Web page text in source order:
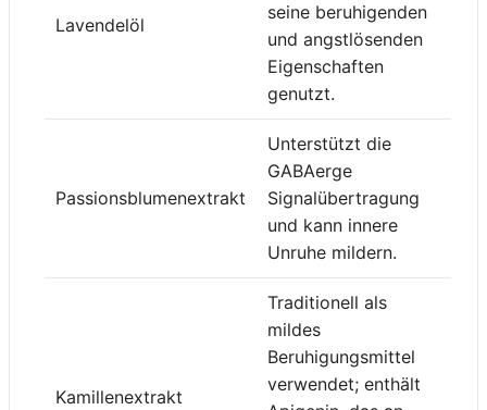
Lavendelöl
seine beruhigenden
und angstlösenden
Eigenschaften
genutzt.
Passionsblumenextrakt
Unterstützt die
GABAerge
Signalübertragung
und kann innere
Unruhe mildern.
Kamillenextrakt
Traditionell als
mildes
Beruhigungsmittel
verwendet; enthält